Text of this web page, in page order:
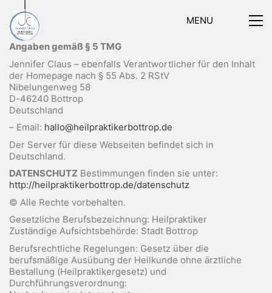
MENU
Angaben gemäß § 5 TMG
Jennifer Claus – ebenfalls Verantwortlicher für den Inhalt
der Homepage nach § 55 Abs. 2 RStV
Nibelungenweg 58
D-46240 Bottrop
Deutschland
– Email: hallo@heilpraktikerbottrop.de
Der Server für diese Webseiten befindet sich in
Deutschland.
DATENSCHUTZ Bestimmungen finden sie unter:
http://heilpraktikerbottrop.de/datenschutz
© Alle Rechte vorbehalten.
Gesetzliche Berufsbezeichnung: Heilpraktiker
Zuständige Aufsichtsbehörde: Stadt Bottrop
Berufsrechtliche Regelungen: Gesetz über die
berufsmäßige Ausübung der Heilkunde ohne ärztliche
Bestallung (Heilpraktikergesetz) und
Durchführungsverordnung: